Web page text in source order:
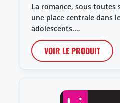
La romance, sous toutes
une place centrale dans
adolescents.…
VOIR LE PRODUIT